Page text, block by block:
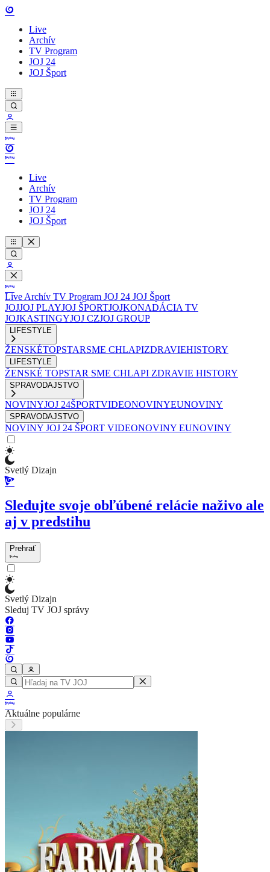
Live
Archív
TV Program
JOJ 24
JOJ Šport
Live
Archív
TV Program
JOJ 24
JOJ Šport
Live Archív TV Program JOJ 24 JOJ Šport
JOJJOJ PLAYJOJ ŠPORTJOJKONADÁCIA TV
JOJKASTINGYJOJ CZJOJ GROUP
LIFESTYLE
ŽENSKÉTOPSTARSME CHLAPIZDRAVIEHISTORY
LIFESTYLE
ŽENSKÉ TOPSTAR SME CHLAPI ZDRAVIE HISTORY
SPRAVODAJSTVO
NOVINYJOJ 24ŠPORTVIDEONOVINYEUNOVINY
SPRAVODAJSTVO
NOVINY JOJ 24 ŠPORT VIDEONOVINY EUNOVINY
Svetlý Dizajn
Sledujte svoje obľúbené relácie naživo ale
aj v predstihu
Prehrať
Svetlý Dizajn
Sleduj TV JOJ správy
Aktuálne populárne